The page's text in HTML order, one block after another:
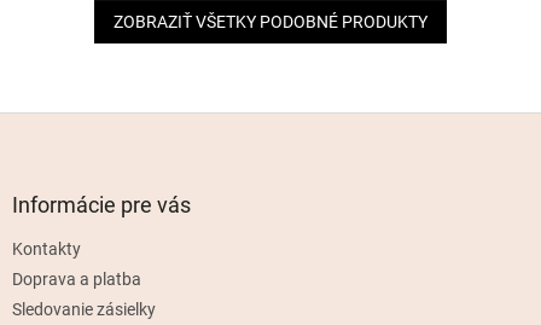
ZOBRAZIŤ VŠETKY PODOBNÉ PRODUKTY
Informácie pre vás
Kontakty
Doprava a platba
Sledovanie zásielky